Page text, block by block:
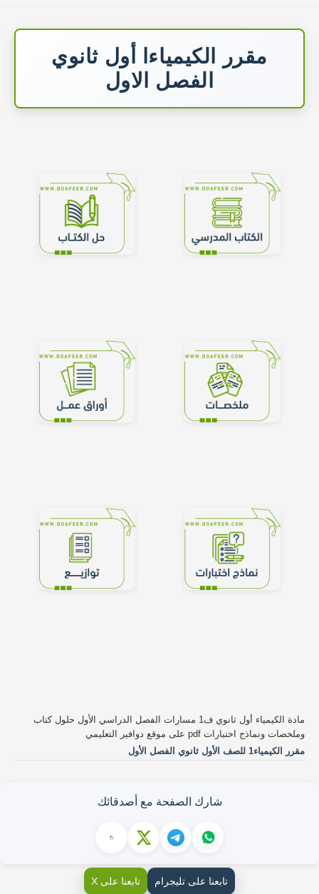
مقرر الكيمياءا أول ثانوي
الفصل الاول
مادة الكيمياء أول ثانوي ف1 مسارات الفصل الدراسي الأول حلول كتاب
وملخصات ونماذج اختبارات pdf على موقع دوافير التعليمي
مقرر الكيمياء1 للصف الأول ثانوي الفصل الأول
شارك الصفحة مع أصدقائك
تابعنا على تليجرام تابعنا على X